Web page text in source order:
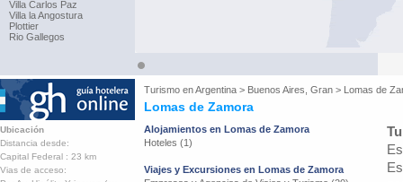
Villa Carlos Paz
Villa la Angostura
Plottier
Rio Gallegos
Turismo enArgentina > Buenos Aires, Gran > Lomas de
Lomas de Zamora
Ubicación
Distancia desde:
Capital Federal : 23 km
Vias de acceso:
Alojamientos en Lomas de Zamora
Hoteles (1)
Viajes y Excursiones en Lomas de Zamora